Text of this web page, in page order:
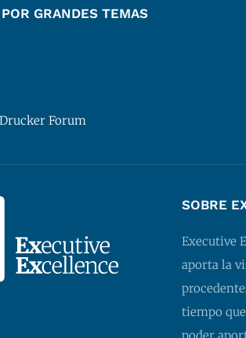
GRANDES TEMAS
Forum
SOBRE
Executive
aporta la
tiempo